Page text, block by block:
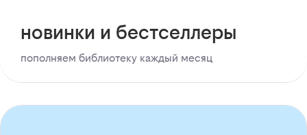
новинки и бестселлеры
пополняем библиотеку каждый месяц